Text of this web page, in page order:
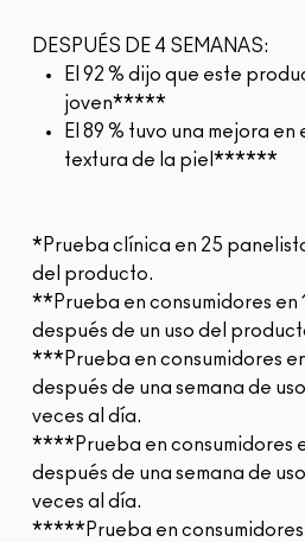
DESPUÉS DE 4 SEMANAS:
El 92 % dijo que este
joven*****
El 89 % tuvo una mejora
textura de la piel******
*Prueba clínica en 25
del producto.
**Prueba en consumidores en
después de un uso del
***Prueba en consumidores
después de una semana de
veces al día.
****Prueba en consumidores
después de una semana de
veces al día.
*****Prueba en consumidores